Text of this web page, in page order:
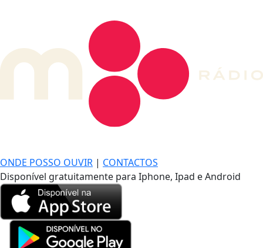
ONDE POSSO OUVIR | CONTACTOS
Disponível gratuitamente para Iphone, Ipad e Android